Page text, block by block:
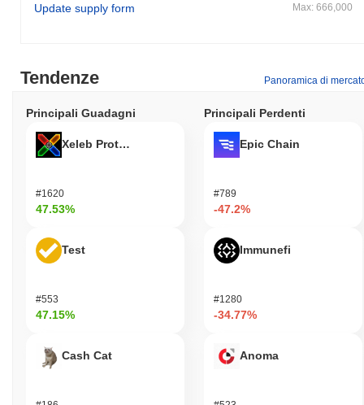
Update supply form
Max: 666,000
Tendenze Panoramica di
Principali Guadagni
Xeleb Protocol
#1620
47.53%
Test
#553
47.15%
Cash Cat
Principali Perdenti
Epic Chain
#789
-47.2%
Immunefi
#1280
-34.77%
Anoma